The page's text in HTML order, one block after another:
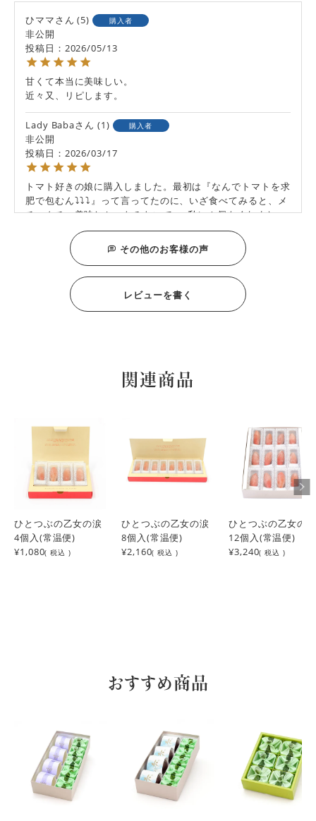
ひママ 5 購入者
非公開
投稿日
2026/05/13
甘くて本当に美味しい。
近々又、リピします。
Lady Baba 1 購入者
非公開
投稿日
2026/03/17
トマト好きの娘に購入しました。最初は『なんでトマトを求
肥で包むん⤵⤵⤵』って言ってたのに、いざ食べてみると、メ
チャクチャ美味しかったみたいで……私に１個もくれまし
た。実は私 トマト嫌いなんだけど、勇気を出して食べてみ
ると トマトと言うより、イチゴを食べてる？ってくらい甘
酸っぱくて、トマト嫌いの私でも美味しく頂けました。これ
1
投稿日
2025/08/15
広島駅に行った際に店舗で試食させてもらった時に、とても
みずみずしく美味しかったので購入しました。以降もネット
で何度か頼みました。
いることが残念ですね。
トマトずき 購入者
プレゼントした母がとても気に入り、リピート購入しまし
YOSHIMI 購入者
神奈川県
2023/06/07
その他のお客様の声
レビューを書く
関連商品
ひとつぶの乙女の涙
4個入(常温便)
¥1,080( 税込 )
ひとつぶの乙女の涙
8個入(常温便)
¥2,160( 税込 )
ひとつぶの乙女の
12個入(常温便)
¥3,240( 税込 )
おすすめ商品